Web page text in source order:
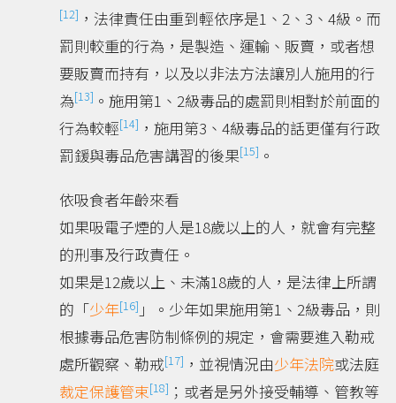
[12] ，法律責任由重到輕依序是1、2、3、4級。而
罰則較重的行為，是製造、運輸、販賣，或者想
要販賣而持有，以及以非法方法讓別人施用的行
為[13] 。施用第1、2級毒品的處罰則相對於前面的
行為較輕[14] ，施用第3、4級毒品的話更僅有行政
罰鍰與毒品危害講習的後果[15] 。
依吸食者年齡來看
如果吸電子煙的人是18歲以上的人，就會有完整
的刑事及行政責任。
如果是12歲以上、未滿18歲的人，是法律上所謂
的「少年[16] 」。少年如果施用第1、2級毒品，則
根據毒品危害防制條例的規定，會需要進入勒戒
處所觀察、勒戒[17] ，並視情況由少年法院或法庭
裁定保護管束[18] ；或者是另外接受輔導、管教等